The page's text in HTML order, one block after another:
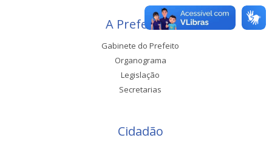
A Prefeitura
Gabinete do Prefeito
Organograma
Legislação
Secretarias
Cidadão